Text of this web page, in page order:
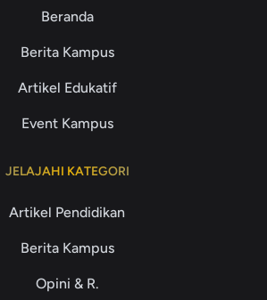
Beranda
Berita Kampus
Artikel Edukatif
Event Kampus
JELAJAHI KATEGORI
Artikel Pendidikan
Berita Kampus
Opini & R.